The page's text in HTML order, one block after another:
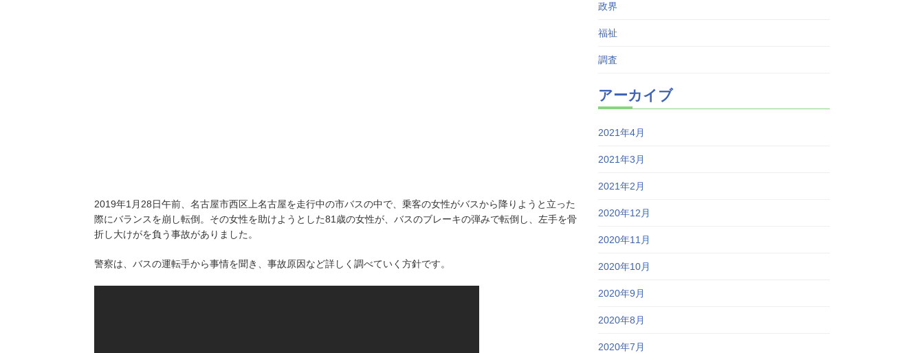
2019年1月28日午前、名古屋市西区上名古屋を走行中の市バスの中で、乗客の女性がバスから降りようと立った
際にバランスを崩し転倒。その女性を助けようとした81歳の女性が、バスのブレーキの弾みで転倒し、左手を骨
折し大けがを負う事故がありました。
警察は、バスの運転手から事情を聞き、事故原因など詳しく調べていく方針です。
政界
福祉
調査
アーカイブ
2021年4月
2021年3月
2021年2月
2020年12月
2020年11月
2020年10月
2020年9月
2020年8月
2020年7月